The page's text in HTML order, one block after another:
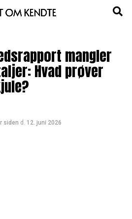
mangler
Hvad prøver
siden d. 12. juni 2026